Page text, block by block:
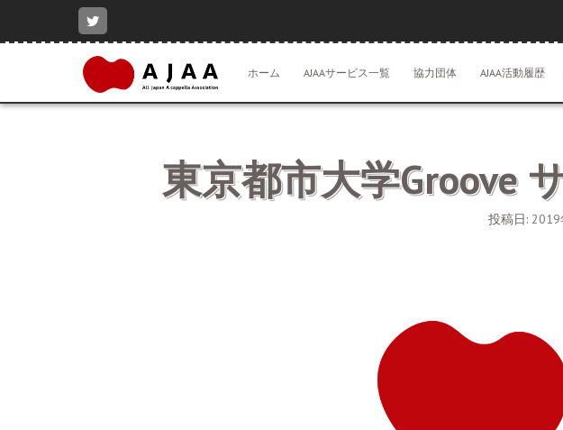
テ
へ
ホーム AJAAサービス一覧 協力団体 AJAA活動履歴
東京都市大学Groove
投稿日: 2019